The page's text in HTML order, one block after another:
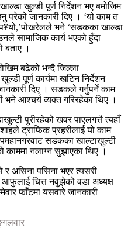
खुल्डी पूर्ण निर्देशन भए बमोजिम
जानकारी दिए । ‘यो काम त
प¥यो,’पोखरेलले भने ‘सडकका खाल्डा
सामाजिक कार्य भएको हुँदा
बताए ।
बढेको भन्दै जिल्ला
पूर्ण कार्यमा खटिन निर्देशन
दिए । सडकले गर्नुपर्ने काम
भने आश्चर्य व्यक्त गरिरहेका थिए ।
पुरीरहेको खवर पाएलगत्तै त्यहाँ
ट्राफिक प्रहरीलाई यो काम
सडकका खाल्टाखुल्टी
नलाग्न सुझाएका थिए ।
र असिना पसिना भएर त्यसरी
चित्त नवुझेको वडा अध्यक्ष
फाँटमा यसवारे जानकारी